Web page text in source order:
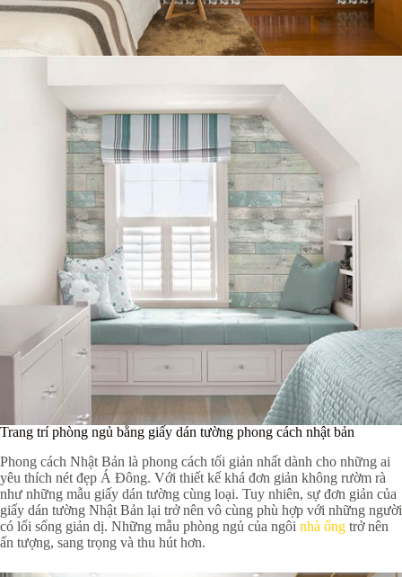
Trang trí phòng ngủ bằng giấy dán tường phong cách nhật bản
Phong cách Nhật Bản là phong cách tối giản nhất dành cho những ai
yêu thích nét đẹp Á Đông. Với thiết kế khá đơn giản không rườm rà
như những mẫu giấy dán tường cùng loại. Tuy nhiên, sự đơn giản của
giấy dán tường Nhật Bản lại trở nên vô cùng phù hợp với những người
có lối sống giản dị. Những mẫu phòng ngủ của ngôi nhà ống trở nên
ấn tượng, sang trọng và thu hút hơn.